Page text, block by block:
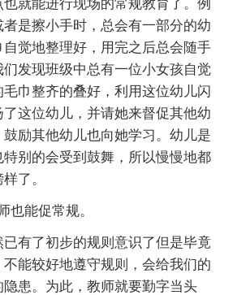
就能进行现场的常规教育了。例
是擦小手时，总会有一部分的幼
自觉地整理好，用完之后总会随手
发现班级中总有一位小女孩自觉
巾整齐的叠好，利用这位幼儿闪
这位幼儿，并请她来督促其他幼
鼓励其他幼儿也向她学习。幼儿是
别的会受到鼓舞，所以慢慢地都
了。
也能促常规。
有了初步的规则意识了但是毕竟
能较好地遵守规则，会给我们的
患。为此，教师就要勤字当头